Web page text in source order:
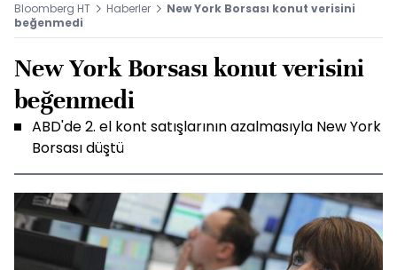
Bloomberg HT Haberler
New York Borsası konut verisini
beğenmedi
New York Borsası konut verisini
beğenmedi
ABD'de 2. el kont satışlarının azalmasıyla New York
Borsası düştü